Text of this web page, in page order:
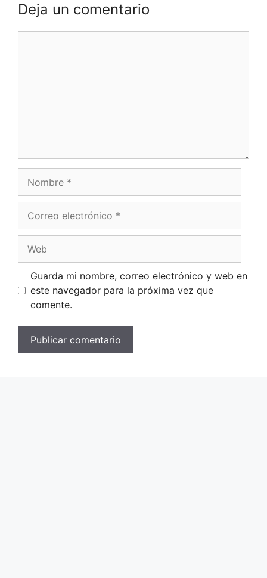
Deja un comentario
Guarda mi nombre, correo electrónico y web en
este navegador para la próxima vez que
comente.